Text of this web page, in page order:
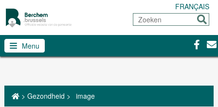
FRANÇAIS
Zoeken
Sturen
Menu
> Gezondheid > image